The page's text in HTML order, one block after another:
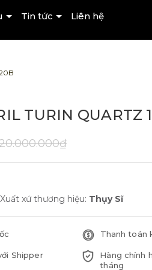
Tin tức Liên hệ
TURIN QUARTZ
Xuất xứ thương hiệu: Thụy Sĩ
Thanh toán
Shipper
Hàng chính
tháng